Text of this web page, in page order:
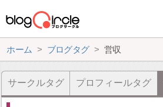
ホーム ブログタグ 営収
サークルタグ プロフィールタグ